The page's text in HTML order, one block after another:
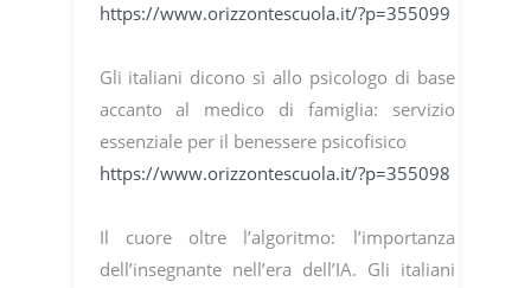
https://www.orizzontescuola.it/?p=355099
Gli italiani dicono sì allo psicologo di base
accanto al medico di famiglia: servizio
essenziale per il benessere psicofisico
https://www.orizzontescuola.it/?p=355098
Il cuore oltre l’algoritmo: l’importanza
dell’insegnante nell’era dell’IA. Gli italiani